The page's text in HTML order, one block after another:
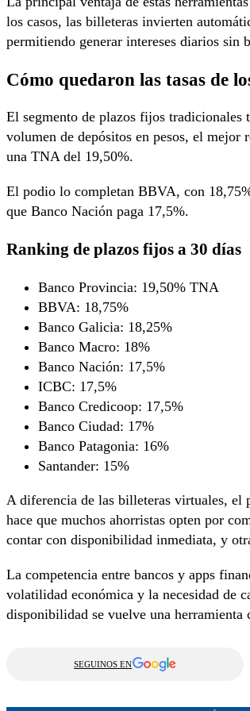
los casos, las billeteras invierten
permitiendo generar intereses diarios sin
Cómo quedaron las tasas de
El segmento de plazos fijos
volumen de depósitos en pesos, el
una TNA del 19,50%.
El podio lo completan BBVA, con
que Banco Nación paga 17,5%.
Ranking de plazos fijos a 30 días
Banco Provincia: 19,50% TNA
BBVA: 18,75%
Banco Galicia: 18,25%
Banco Macro: 18%
Banco Nación: 17,5%
ICBC: 17,5%
Banco Credicoop: 17,5%
Banco Ciudad: 17%
Banco Patagonia: 16%
Santander: 15%
A diferencia de las billeteras virtuales,
hace que muchos ahorristas opten por
contar con disponibilidad inmediata, y
La competencia entre bancos y apps
volatilidad económica y la necesidad de
disponibilidad se vuelve una herramienta
SEGUINOS EN